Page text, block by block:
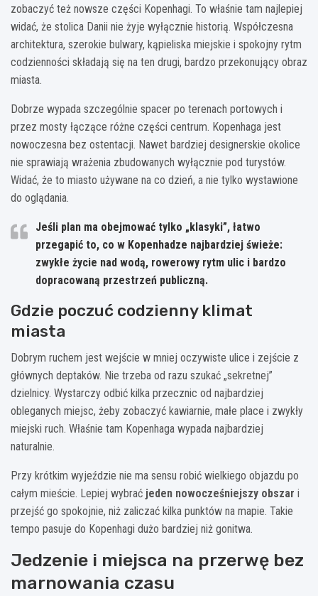
zobaczyć też nowsze części Kopenhagi. To właśnie tam najlepiej
widać, że stolica Danii nie żyje wyłącznie historią. Współczesna
architektura, szerokie bulwary, kąpieliska miejskie i spokojny rytm
codzienności składają się na ten drugi, bardzo przekonujący obraz
miasta.
Dobrze wypada szczególnie spacer po terenach portowych i
przez mosty łączące różne części centrum. Kopenhaga jest
nowoczesna bez ostentacji. Nawet bardziej designerskie okolice
nie sprawiają wrażenia zbudowanych wyłącznie pod turystów.
Widać, że to miasto używane na co dzień, a nie tylko wystawione
do oglądania.
Jeśli plan ma obejmować tylko „klasyki”, łatwo
przegapić to, co w Kopenhadze najbardziej świeże:
zwykłe życie nad wodą, rowerowy rytm ulic i bardzo
dopracowaną przestrzeń publiczną.
Gdzie poczuć codzienny klimat
miasta
Dobrym ruchem jest wejście w mniej oczywiste ulice i zejście z
głównych deptaków. Nie trzeba od razu szukać „sekretnej”
dzielnicy. Wystarczy odbić kilka przecznic od najbardziej
obleganych miejsc, żeby zobaczyć kawiarnie, małe place i zwykły
miejski ruch. Właśnie tam Kopenhaga wypada najbardziej
naturalnie.
Przy krótkim wyjeździe nie ma sensu robić wielkiego objazdu po
całym mieście. Lepiej wybrać jeden nowocześniejszy obszar i
przejść go spokojnie, niż zaliczać kilka punktów na mapie. Takie
tempo pasuje do Kopenhagi dużo bardziej niż gonitwa.
Jedzenie i miejsca na przerwę bez
marnowania czasu